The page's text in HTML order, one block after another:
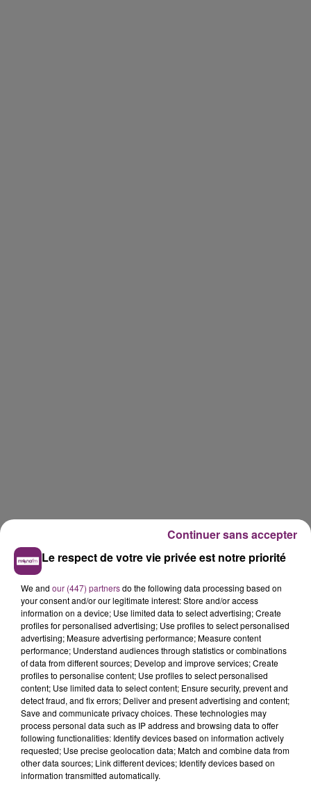
Le respect de votre vie privée est notre priorité
We and our (447) partnersdo the following data processing based on
your consent and/or our legitimate interest: Store and/or access
information on a device; Use limited data to select advertising; Create
profiles for personalised advertising; Use profiles to select personalised
advertising; Measure advertising performance; Measure content
performance; Understand audiences through statistics or combinations
of data from different sources; Develop and improve services; Create
profiles to personalise content; Use profiles to select personalised
content; Use limited data to select content; Ensure security, prevent and
detect fraud, and fix errors; Deliver and present advertising and content;
Save and communicate privacy choices. These technologies may
process personal data such as IP address and browsing data to offer
following functionalities: Identify devices based on information actively
requested; Use precise geolocation data; Match and combine data from
other data sources; Link different devices; Identify devices based on
information transmitted automatically.
Continuer sans accepter